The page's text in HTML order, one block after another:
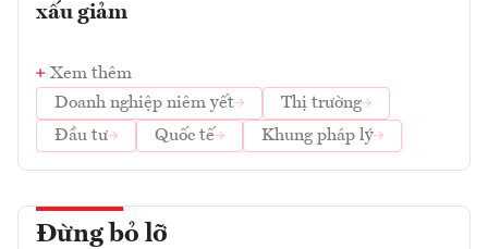
xấu giảm
Xem thêm
Doanh nghiệp niêm yết
Thị trường
Đầu tư
Quốc tế Khung pháp lý
Đừng bỏ lỡ